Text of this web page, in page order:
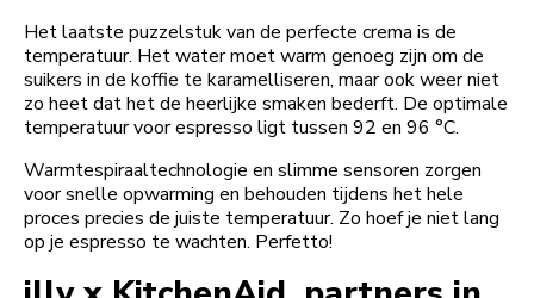
Het laatste puzzelstuk van de perfecte crema is de
temperatuur. Het water moet warm genoeg zijn om de
suikers in de koffie te karamelliseren, maar ook weer niet
zo heet dat het de heerlijke smaken bederft. De optimale
temperatuur voor espresso ligt tussen 92 en 96 °C.
Warmtespiraaltechnologie en slimme sensoren zorgen
voor snelle opwarming en behouden tijdens het hele
proces precies de juiste temperatuur. Zo hoef je niet lang
op je espresso te wachten. Perfetto!